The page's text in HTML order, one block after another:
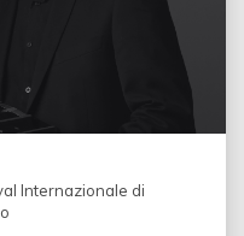
Internazionale di